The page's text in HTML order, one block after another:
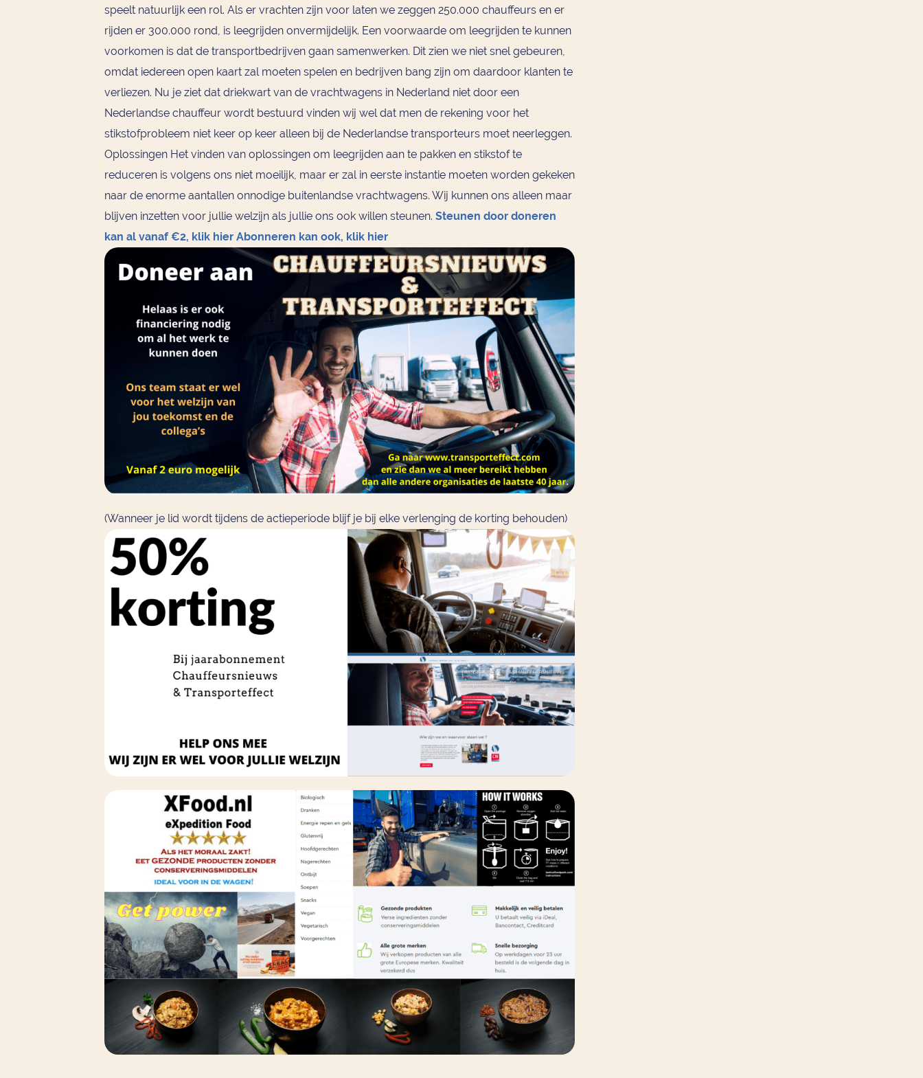
speelt natuurlijk een rol. Als er vrachten zijn voor laten we zeggen 250.000 chauffeurs en er
rijden er 300.000 rond, is leegrijden onvermijdelijk. Een voorwaarde om leegrijden te kunnen
voorkomen is dat de transportbedrijven gaan samenwerken. Dit zien we niet snel gebeuren,
omdat iedereen open kaart zal moeten spelen en bedrijven bang zijn om daardoor klanten te
verliezen. Nu je ziet dat driekwart van de vrachtwagens in Nederland niet door een
Nederlandse chauffeur wordt bestuurd vinden wij wel dat men de rekening voor het
stikstofprobleem niet keer op keer alleen bij de Nederlandse transporteurs moet neerleggen.
Oplossingen Het vinden van oplossingen om leegrijden aan te pakken en stikstof te
reduceren is volgens ons niet moeilijk, maar er zal in eerste instantie moeten worden gekeken
naar de enorme aantallen onnodige buitenlandse vrachtwagens. Wij kunnen ons alleen maar
blijven inzetten voor jullie welzijn als jullie ons ook willen steunen. Steunen door doneren
kan al vanaf €2, klik hier Abonneren kan ook, klik hier
(Wanneer je lid wordt tijdens de actieperiode blijf je bij elke verlenging de korting behouden)